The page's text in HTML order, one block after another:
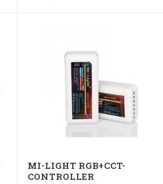
MI-LIGHT RGB+CCT-
CONTROLLER